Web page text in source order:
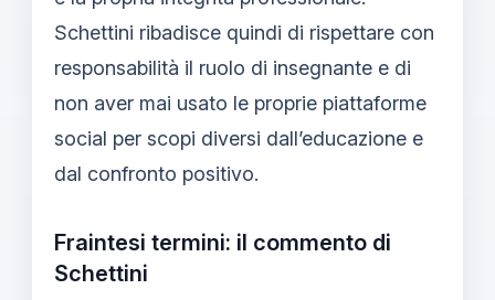
Schettini ribadisce quindi di rispettare con
responsabilità il ruolo di insegnante e di
non aver mai usato le proprie piattaforme
social per scopi diversi dall’educazione e
dal confronto positivo.
Fraintesi termini: il commento di
Schettini